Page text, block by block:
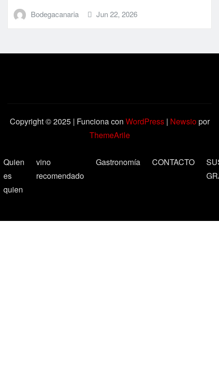
Bodegacanaria Jun 22, 2026
Copyright © 2025 | Funciona con WordPress | Newsiopor
ThemeArile
Quien
es
quien
vino
recomendado
Gastronomía CONTACTO